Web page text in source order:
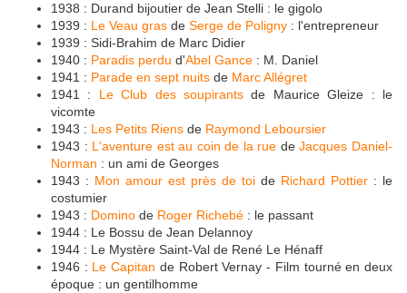
1938 : Durand bijoutier de Jean Stelli : le gigolo
1939 : Le Veau gras de Serge de Poligny : l'entrepreneur
1939 : Sidi-Brahim de Marc Didier
1940 : Paradis perdu d'Abel Gance : M. Daniel
1941 : Parade en sept nuits de Marc Allégret
1941 : Le Club des soupirants de Maurice Gleize : le
vicomte
1943 : Les Petits Riens de Raymond Leboursier
1943 : L'aventure est au coin de la rue deJacques Daniel-
Norman : un ami de Georges
1943 : Mon amour est près de toi de Richard Pottier : le
costumier
1943 : Domino de Roger Richebé : le passant
1944 : Le Bossu de Jean Delannoy
1944 : Le Mystère Saint-Val de René Le Hénaff
1946 : Le Capitan de Robert Vernay - Film tourné en deux
époque : un gentilhomme